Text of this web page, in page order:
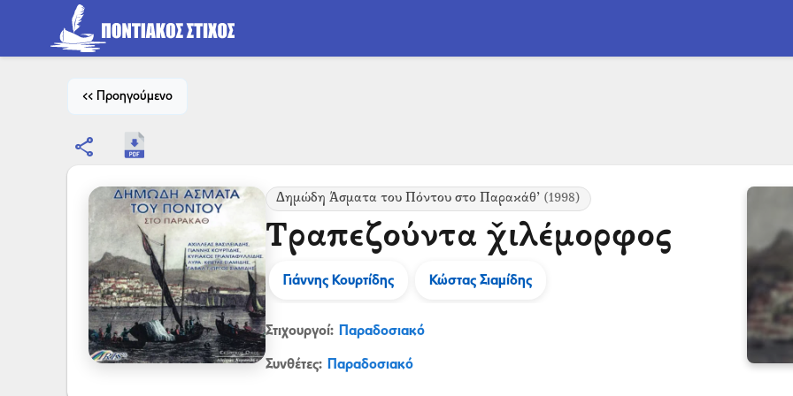
<< Προηγούμενο
share
Δημώδη Άσματα του Πόντου στο Παρακάθ’ (1998)
Τραπεζούντα χ̌ιλέμορφος
Γιάννης Κουρτίδης Κώστας Σιαμίδης
Στιχουργοί: Παραδοσιακό
Συνθέτες: Παραδοσιακό